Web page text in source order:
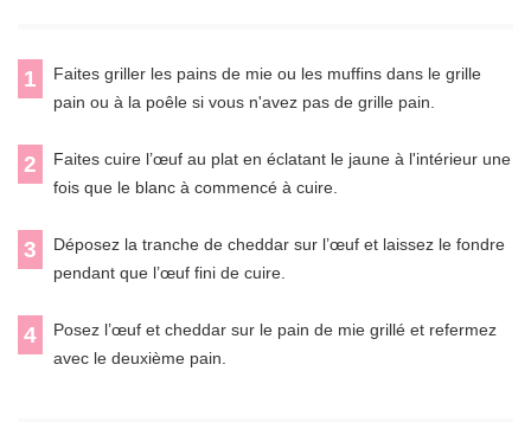
1
Faites griller les pains de mie ou les muffins dans le grille
pain ou à la poêle si vous n'avez pas de grille pain.
2
Faites cuire l’œuf au plat en éclatant le jaune à l'intérieur une
fois que le blanc à commencé à cuire.
3
Déposez la tranche de cheddar sur l’œuf et laissez le fondre
pendant que l’œuf fini de cuire.
4
Posez l’œuf et cheddar sur le pain de mie grillé et refermez
avec le deuxième pain.